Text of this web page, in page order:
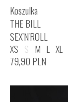
Koszulka
THE BILL
SEX'N'ROLL
XS S M L XL
79,90 PLN